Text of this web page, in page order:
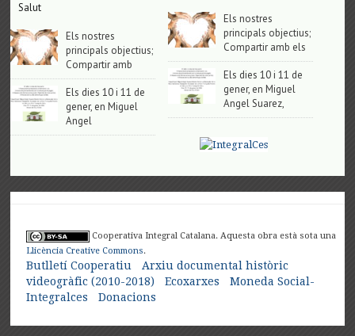
Salut
Els nostres
principals objectius;
Compartir amb
Els dies 10 i 11 de
gener, en Miguel
Angel
Els nostres
principals objectius;
Compartir amb els
Els dies 10 i 11 de
gener, en Miguel
Angel Suarez,
Cooperativa Integral Catalana. Aquesta obra està sota una
Llicència Creative Commons.
Butlletí Cooperatiu
Arxiu documental històric
videogràfic (2010-2018)
Ecoxarxes
Moneda Social-
Integralces
Donacions